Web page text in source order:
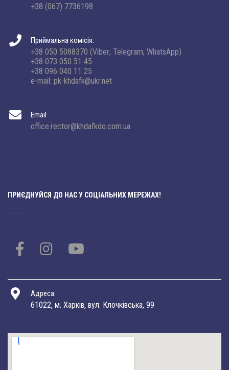
+38 (067) 7736198
Приймальна комісія:
+38 050 5088370 (Viber; Telegram; WhatsApp)
+38 073 050 51 45
+38 096 040 11 25
e-mail: pk-khdafk@ukr.net
Email
office.rector@khdafkdo.com.ua
ПРИЄДНУЙСЯ ДО НАС У СОЦІАЛЬНИХ МЕРЕЖАХ!
Адреса:
61022, м. Харків, вул. Клочківська, 99